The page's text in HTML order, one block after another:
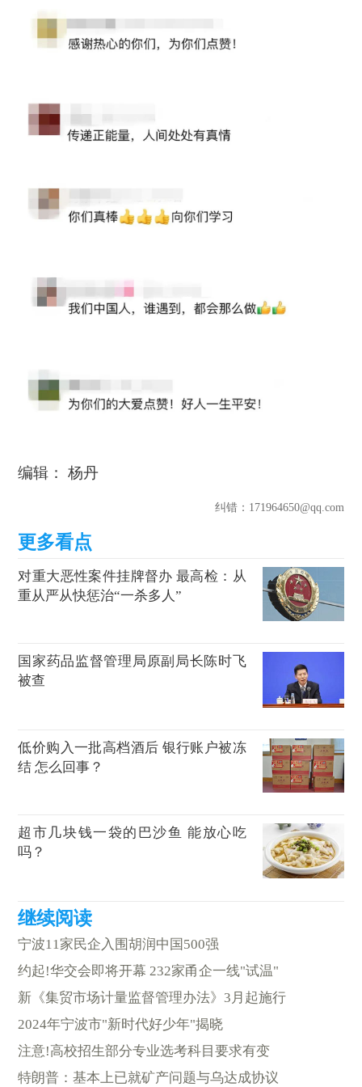
编辑： 杨丹
纠错：171964650@qq.com
对重大恶性案件挂牌督办 最高检：从
重从严从快惩治“一杀多人”
国家药品监督管理局原副局长陈时飞
被查
低价购入一批高档酒后 银行账户被冻
结 怎么回事？
超市几块钱一袋的巴沙鱼 能放心吃
吗？
宁波11家民企入围胡润中国500强
约起!华交会即将开幕 232家甬企一线"试温"
新《集贸市场计量监督管理办法》3月起施行
2024年宁波市"新时代好少年"揭晓
注意!高校招生部分专业选考科目要求有变
特朗普：基本上已就矿产问题与乌达成协议